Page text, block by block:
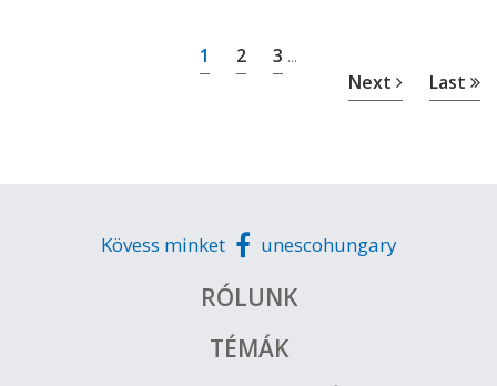
1 2 3 ...
Next Last
Kövess minket unescohungary
RÓLUNK
TÉMÁK